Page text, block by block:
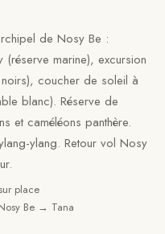
de Nosy Be :
marine), excursion
coucher de soleil à
blanc). Réserve de
et caméléons panthère.
ylang. Retour vol Nosy
place
Be → Tana